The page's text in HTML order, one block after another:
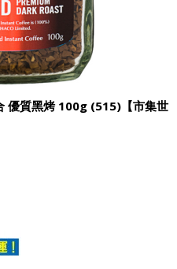
優質黑烤 100g (515)【市集世